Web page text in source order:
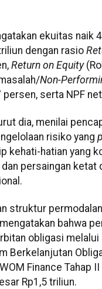
ekuitas naik
dengan rasio
Return on Equity
Non-
persen, serta NPF
dia, menilai
risiko yang
kehati-hatian yang
persaingan ketat
struktur
bahwa
obligasi
Berkelanjutan
Finance Tahap
Rp1,5 triliun.